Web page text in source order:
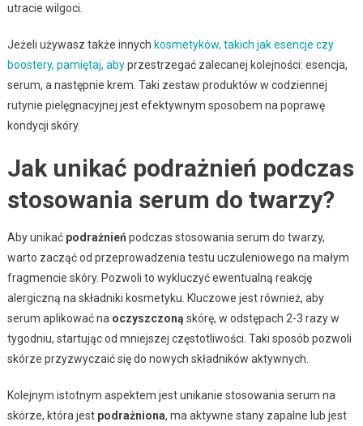
utracie wilgoci.
Jeżeli używasz także innych kosmetyków, takich jak esencje czy
boostery, pamiętaj, abyprzestrzegać zalecanej kolejności: esencja,
serum, a następnie krem. Taki zestaw produktów w codziennej
rutynie pielęgnacyjnej jest efektywnym sposobem na poprawę
kondycji skóry.
Jak unikać podrażnień podczas
stosowania serum do twarzy?
Aby unikać podrażnień podczas stosowania serum do twarzy,
warto zacząć od przeprowadzenia testu uczuleniowego na małym
fragmencie skóry. Pozwoli to wykluczyć ewentualną reakcję
alergiczną na składniki kosmetyku. Kluczowe jest również, aby
serum aplikować na oczyszczoną skórę, w odstępach 2-3 razy w
tygodniu, startując od mniejszej częstotliwości. Taki sposób pozwoli
skórze przyzwyczaić się do nowych składników aktywnych.
Kolejnym istotnym aspektem jest unikanie stosowania serum na
skórze, która jest podrażniona, ma aktywne stany zapalne lub jest